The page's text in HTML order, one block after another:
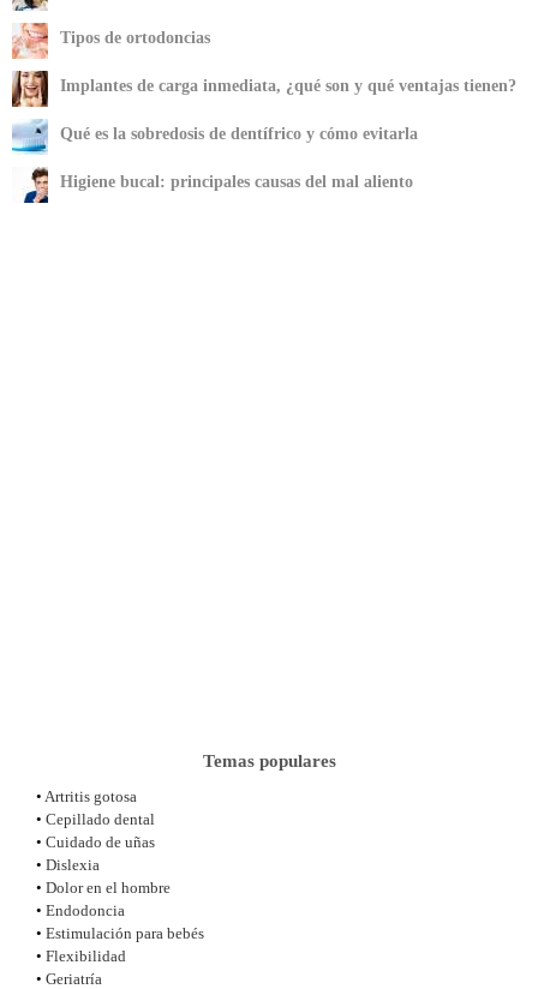
Tipos de ortodoncias
Implantes de carga inmediata, ¿qué son y qué ventajas tienen?
Qué es la sobredosis de dentífrico y cómo evitarla
Higiene bucal: principales causas del mal aliento
Temas populares
• Artritis gotosa
• Cepillado dental
• Cuidado de uñas
• Dislexia
• Dolor en el hombre
• Endodoncia
• Estimulación para bebés
• Flexibilidad
• Geriatría